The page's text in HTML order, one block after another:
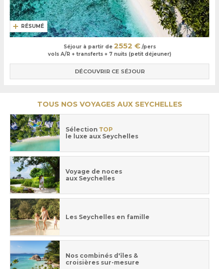
RÉSUMÉ
Séjour à partir de 2552 €/pers
vols A/R + transferts + 7 nuits (petit déjeuner)
DÉCOUVRIR CE SÉJOUR
TOUS NOS VOYAGES AUX SEYCHELLES
Sélection TOP
le luxe aux Seychelles
Voyage de noces
aux Seychelles
Les Seychelles en famille
Nos combinés d'îles &
croisières sur-mesure